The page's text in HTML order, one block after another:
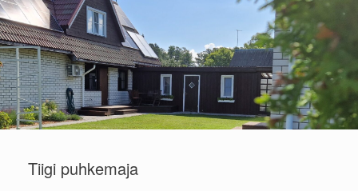
Tiigi puhkemaja